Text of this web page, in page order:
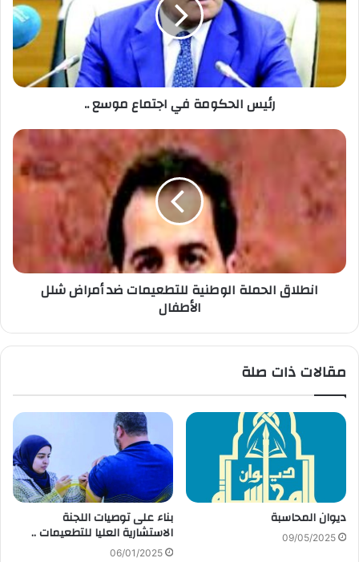
رئيس الحكومة في اجتماع موسع ..
انطلاق الحملة الوطنية للتطعيمات ضد أمراض شلل
الأطفال
مقالات ذات صلة
ديوان المحاسبة
09/05/2025
بناء على توصيات اللجنة
الاستشارية العليا للتطعيمات ..
06/01/2025